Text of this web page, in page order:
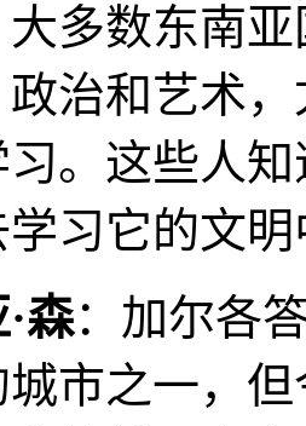
大多数东南
治和艺术
。这些人
习它的文
森：加尔各
市之一，